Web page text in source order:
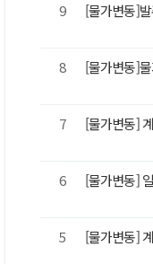
9 [물가변동]
8 [물가변동]
7 [물가변동]
6 [물가변동]
5 [물가변동]